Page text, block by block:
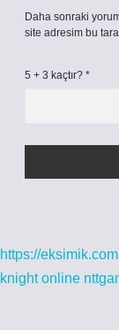
Daha sonraki
site adresim bu
5 + 3 kaçtır? *
https://eksimik.com
knight online